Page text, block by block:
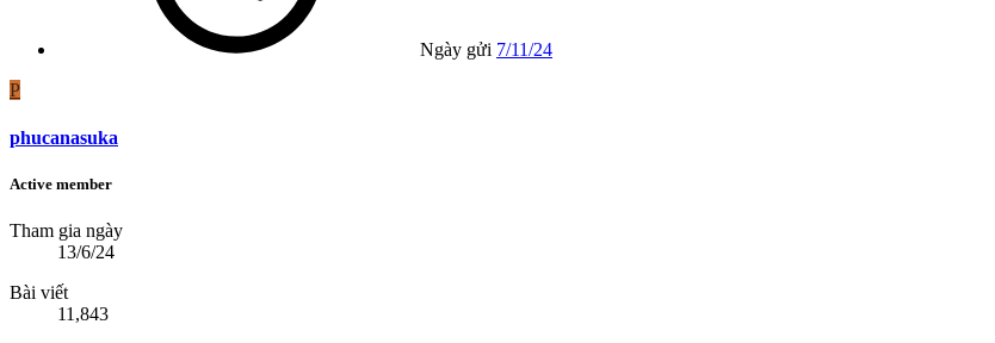
Ngày gửi 7/11/24
P
phucanasuka
Active member
Tham gia ngày
13/6/24
Bài viết
11,843